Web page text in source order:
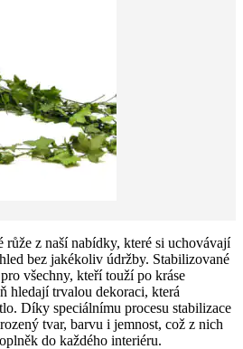
růže z naší nabídky, které si uchovávají
bez jakékoliv údržby. Stabilizované
všechny, kteří touží po kráse
hledají trvalou dekoraci, která
Díky speciálnímu procesu stabilizace
tvar, barvu i jemnost, což z nich
do každého interiéru.